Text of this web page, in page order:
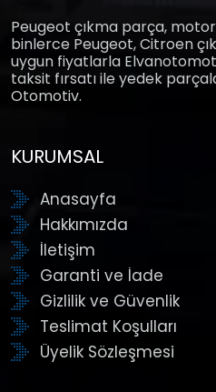
Peugeot çıkma parça,
binlerce Peugeot, Citroen
uygun fiyatlarla
taksit fırsatı ile yedek
Otomotiv.
KURUMSAL
Anasayfa
Hakkımızda
İletişim
Garanti ve İade
Gizlilik ve Güvenlik
Teslimat Koşulları
Üyelik Sözleşmesi